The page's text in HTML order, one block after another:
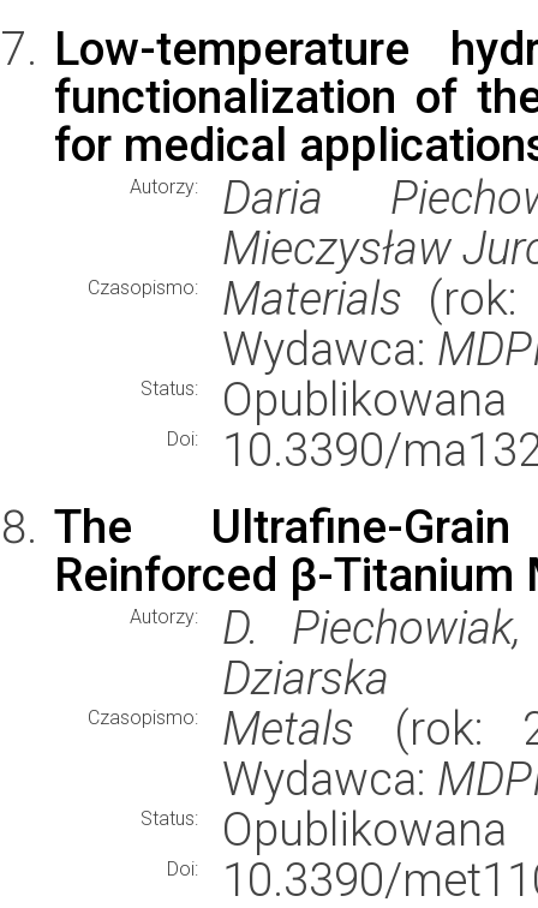
Low-temperature
functionalization of
for medical
Autorzy:
Daria
Mieczysław
Czasopismo: Materials
Wydawca:
Status: Opublikowana
Doi:
10.3390/
The Ultrafine-
Reinforced β-Titanium
Autorzy:
D.
Dziarska
Czasopismo: Metals (rok:
Wydawca:
Status: Opublikowana
Doi:
10.3390/